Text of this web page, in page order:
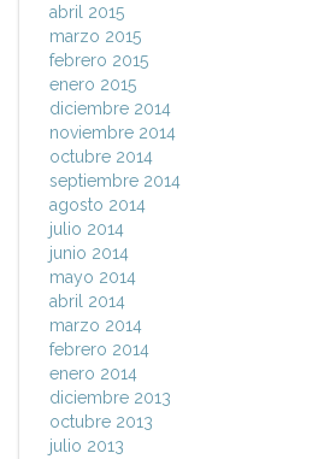
abril 2015
marzo 2015
febrero 2015
enero 2015
diciembre 2014
noviembre 2014
octubre 2014
septiembre 2014
agosto 2014
julio 2014
junio 2014
mayo 2014
abril 2014
marzo 2014
febrero 2014
enero 2014
diciembre 2013
octubre 2013
julio 2013